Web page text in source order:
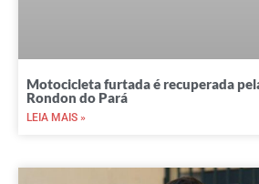
Motocicleta furtada é recuperada
Rondon do Pará
LEIA MAIS »